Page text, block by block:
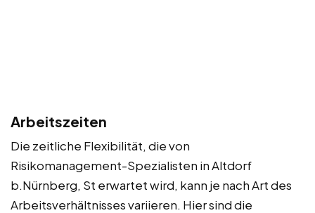
Arbeitszeiten
Die zeitliche Flexibilität, die von
Risikomanagement-Spezialisten in Altdorf
b.Nürnberg, St erwartet wird, kann je nach Art des
Arbeitsverhältnisses variieren. Hier sind die